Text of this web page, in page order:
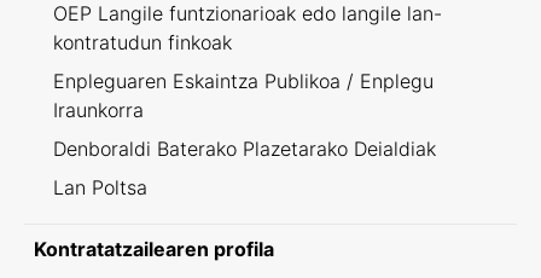
OEP Langile funtzionarioak edo langile lan-
kontratudun finkoak
Enpleguaren Eskaintza Publikoa / Enplegu
Iraunkorra
Denboraldi Baterako Plazetarako Deialdiak
Lan Poltsa
Kontratatzailearen profila